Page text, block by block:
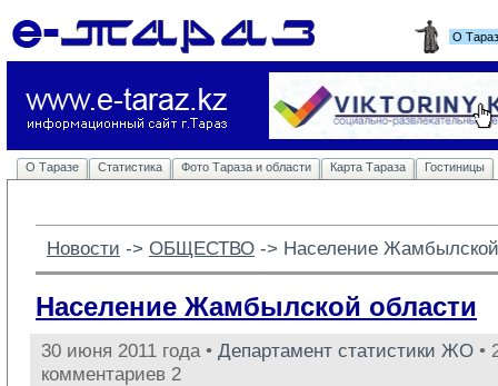
О
О Таразе Статистика Фото Тараза и области Карта Тараза Гостиницы
Новости -> ОБЩЕСТВО -> Население
Население Жамбылской области
30 июня 2011 года • Департамент статистики ЖО •
комментариев 2